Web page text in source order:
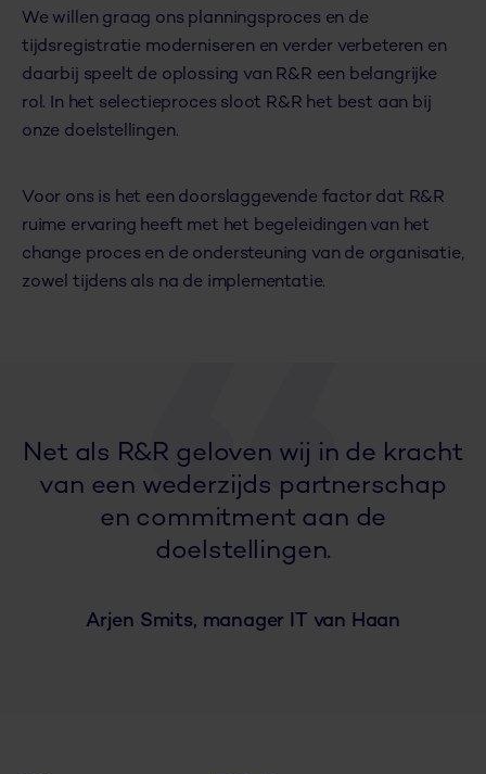
We willen graag ons planningsproces en de
tijdsregistratie moderniseren en verder verbeteren en
daarbij speelt de oplossing van R&R een belangrijke
rol. In het selectieproces sloot R&R het best aan bij
onze doelstellingen.
Voor ons is het een doorslaggevende factor dat R&R
ruime ervaring heeft met het begeleidingen van het
change proces en de ondersteuning van de organisatie,
zowel tijdens als na de implementatie.
Net als R&R geloven wij in de kracht
van een wederzijds partnerschap
en commitment aan de
doelstellingen.
Arjen Smits, manager IT van Haan